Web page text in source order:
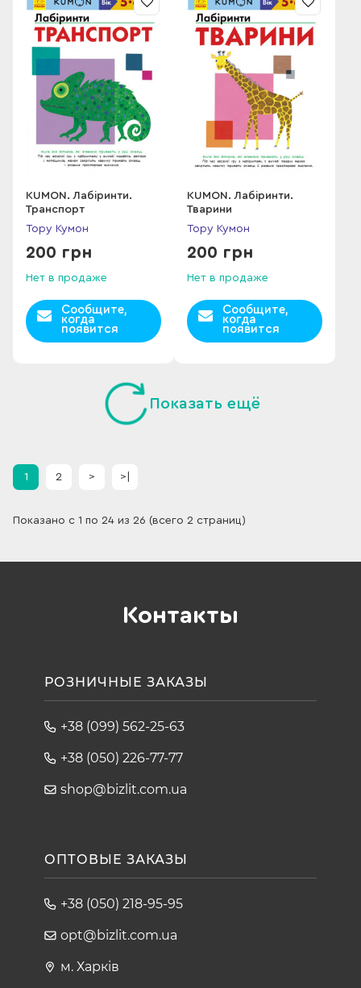
KUMON. Лабіринти.
Транспорт
Тору Кумон
200 грн
Нет в продаже
Сообщите,
когда
появится
KUMON. Лабіринти.
Тварини
Тору Кумон
200 грн
Нет в продаже
Сообщите,
когда
появится
Показать ещё
1 2 > >|
Показано с 1 по 24 из 26 (всего 2 страниц)
Контакты
РОЗНИЧНЫЕ ЗАКАЗЫ
+38 (099) 562-25-63
+38 (050) 226-77-77
shop@bizlit.com.ua
ОПТОВЫЕ ЗАКАЗЫ
+38 (050) 218-95-95
opt@bizlit.com.ua
м. Харків